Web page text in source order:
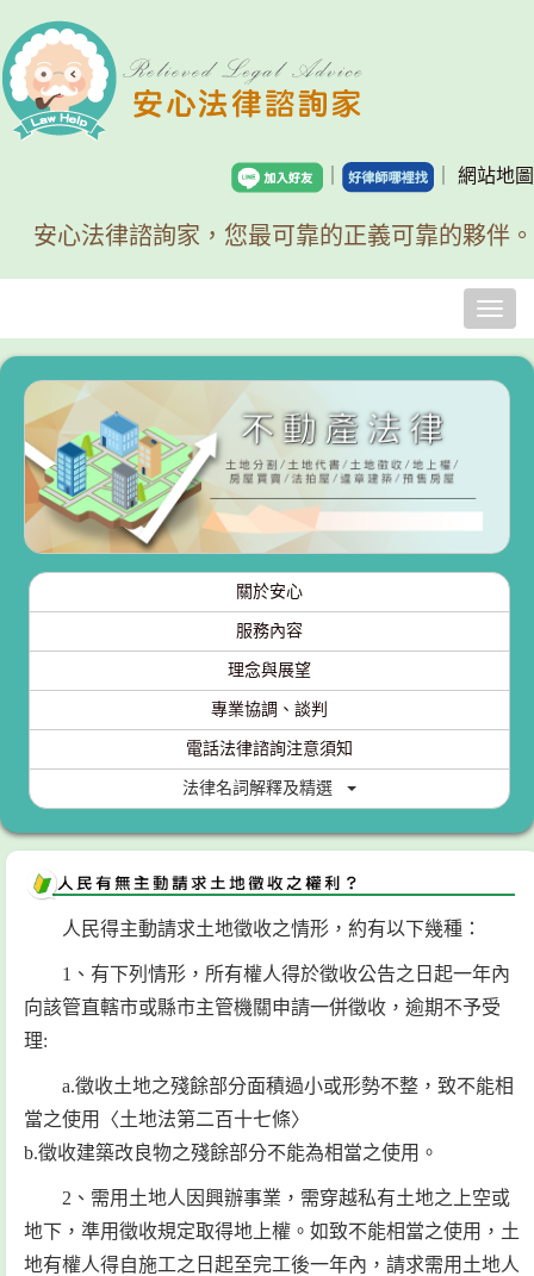
網站地圖
安心法律諮詢家，您最可靠的正義可靠的夥伴。
關於安心
服務內容
理念與展望
專業協調、談判
電話法律諮詢注意須知
法律名詞解釋及精選
人民得主動請求土地徵收之情形，約有以下幾種：
1、有下列情形，所有權人得於徵收公告之日起一年內
向該管直轄市或縣市主管機關申請一併徵收，逾期不予受
理:
a.徵收土地之殘餘部分面積過小或形勢不整，致不能相
當之使用〈土地法第二百十七條〉
b.徵收建築改良物之殘餘部分不能為相當之使用。
2、需用土地人因興辦事業，需穿越私有土地之上空或
地下，準用徵收規定取得地上權。如致不能相當之使用，土
地有權人得自施工之日起至完工後一年內，請求需用土地人